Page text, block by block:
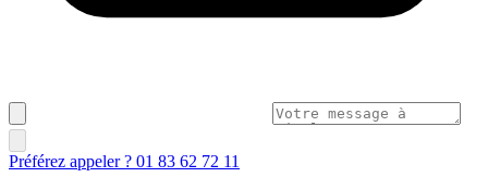
Préférez appeler ? 01 83 62 72 11